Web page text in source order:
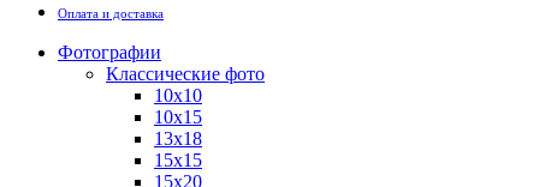
Оплата и доставка
Фотографии
Классические фото
10х10
10х15
13х18
15х15
15х20